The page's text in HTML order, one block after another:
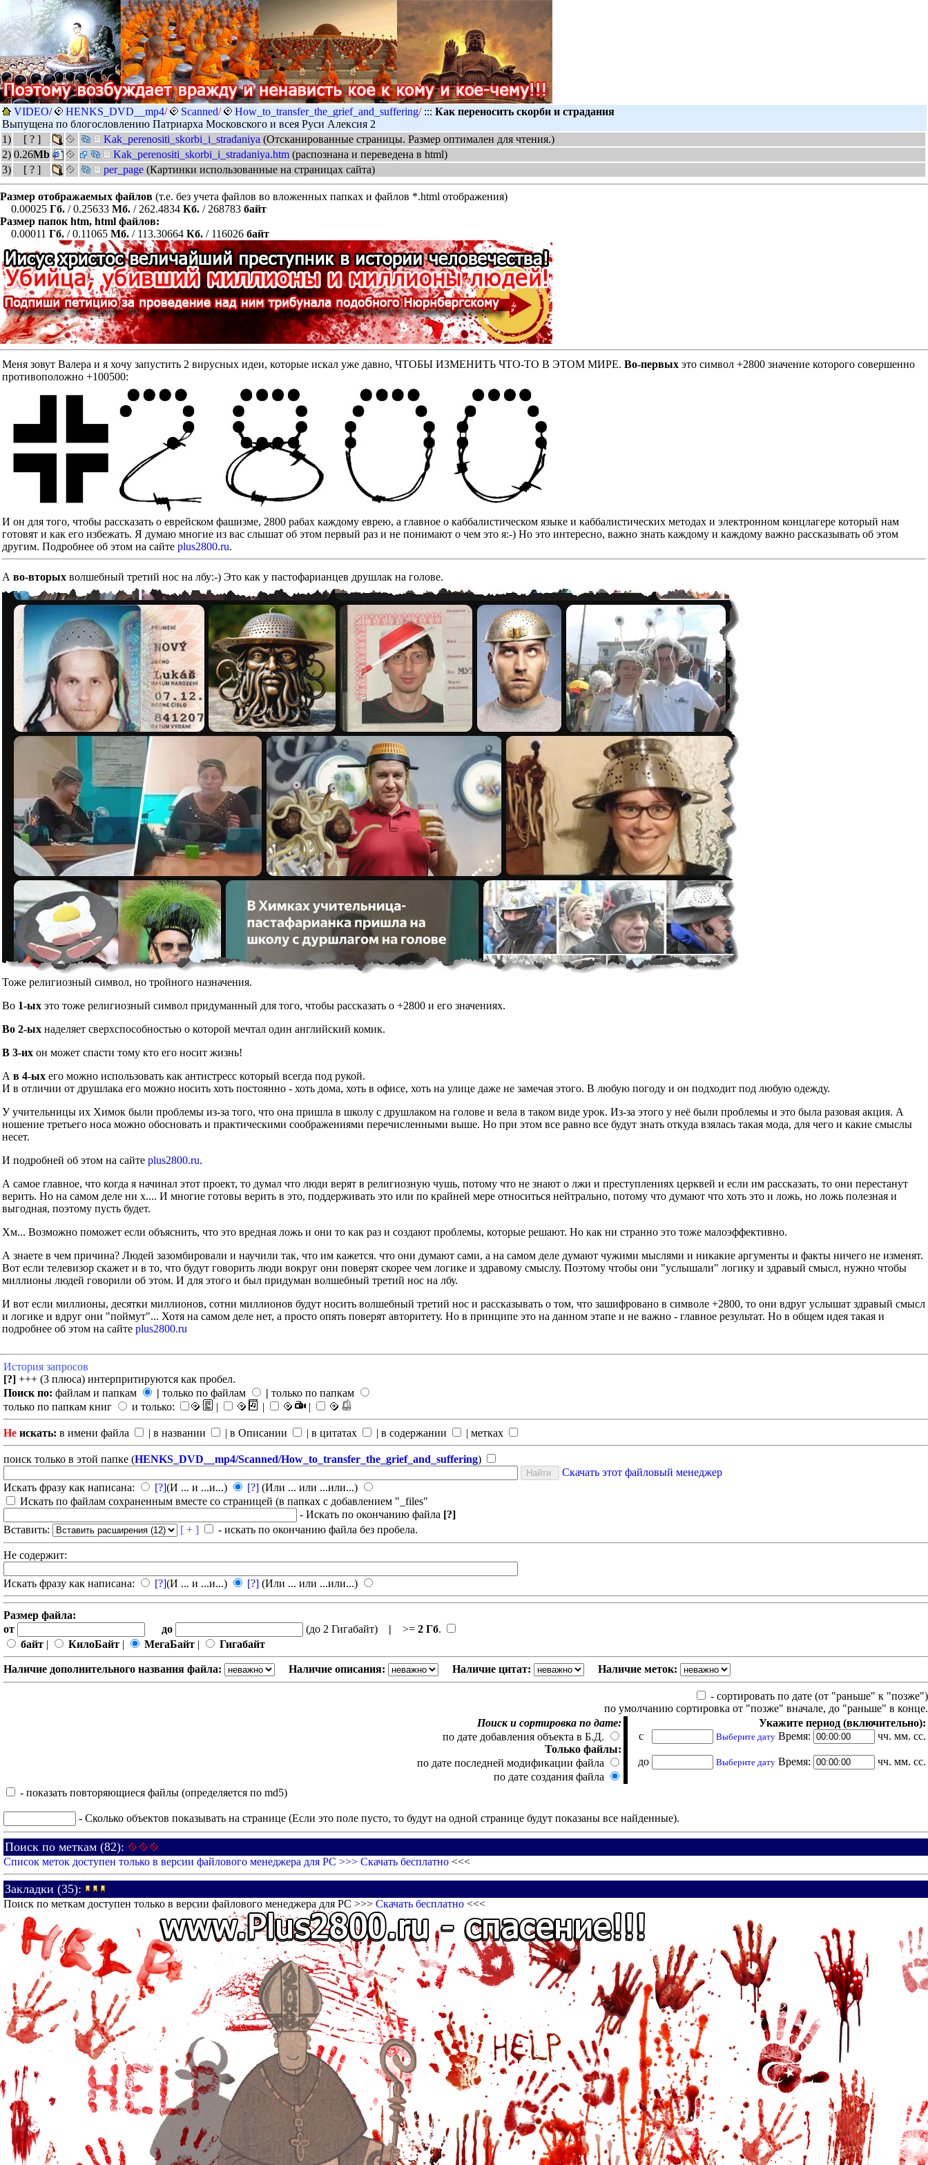
VIDEO/ HENKS_DVD__mp4/ Scanned/ How_to_transfer_the_grief_and_suffering/::: Как переносить скорби и страдания
Выпущена по блогословлению Патриарха Московского и всея Руси Алексия 2
1)
[ ? ] Kak_perenositi_skorbi_i_stradaniya (Отсканированные страницы. Размер оптимален для чтения.)
2) 0.26Mb Kak_perenositi_skorbi_i_stradaniya.htm (распознана и переведена в html)
3)
[ ? ] per_page (Картинки использованные на страницах сайта)
Размер отображаемых файлов (т.е. без учета файлов во вложенных папках и файлов *.html отображения)
0.00025 Гб. / 0.25633 Мб. / 262.4834 Кб. / 268783 байт
Размер папок htm, html файлов:
0.00011 Гб. / 0.11065 Мб. / 113.30664 Кб. / 116026 байт
Меня зовут Валера и я хочу запустить 2 вирусных идеи, которые искал уже давно, ЧТОБЫ ИЗМЕНИТЬ ЧТО-ТО В ЭТОМ МИРЕ. Во-первых это символ +2800 значение которого совершенно
противоположно +100500:
И он для того, чтобы рассказать о еврейском фашизме, 2800 рабах каждому еврею, а главное о каббалистическом языке и каббалистических методах и электронном концлагере который нам
готовят и как его избежать. Я думаю многие из вас слышат об этом первый раз и не понимают о чем это я:-) Но это интересно, важно знать каждому и каждому важно рассказывать об этом
другим. Подробнее об этом на сайте plus2800.ru.
А во-вторых волшебный третий нос на лбу:-) Это как у пастофарианцев друшлак на голове.
Тоже религиозный символ, но тройного назначения.
Во 1-ых это тоже религиозный символ придуманный для того, чтобы рассказать о +2800 и его значениях.
Во 2-ых наделяет сверхспособностью о которой мечтал один английский комик.
В 3-их он может спасти тому кто его носит жизнь!
А в 4-ых его можно использовать как антистресс который всегда под рукой.
И в отличии от друшлака его можно носить хоть постоянно - хоть дома, хоть в офисе, хоть на улице даже не замечая этого. В любую погоду и он подходит под любую одежду.
У учительницы их Химок были проблемы из-за того, что она пришла в школу с друшлаком на голове и вела в таком виде урок. Из-за этого у неё были проблемы и это была разовая акция. А
ношение третьего носа можно обосновать и практическими соображениями перечисленными выше. Но при этом все равно все будут знать откуда взялась такая мода, для чего и какие смыслы
несет.
И подробней об этом на сайте plus2800.ru.
А самое главное, что когда я начинал этот проект, то думал что люди верят в религиозную чушь, потому что не знают о лжи и преступлениях церквей и если им рассказать, то они перестанут
верить. Но на самом деле ни х.... И многие готовы верить в это, поддерживать это или по крайней мере относиться нейтрально, потому что думают что хоть это и ложь, но ложь полезная и
выгодная, поэтому пусть будет.
Хм... Возможно поможет если объяснить, что это вредная ложь и они то как раз и создают проблемы, которые решают. Но как ни странно это тоже малоэффективно.
А знаете в чем причина? Людей зазомбировали и научили так, что им кажется. что они думают сами, а на самом деле думают чужими мыслями и никакие аргументы и факты ничего не изменят.
Вот если телевизор скажет и в то, что будут говорить люди вокруг они поверят скорее чем логике и здравому смыслу. Поэтому чтобы они "услышали" логику и здравый смысл, нужно чтобы
миллионы людей говорили об этом. И для этого и был придуман волшебный третий нос на лбу.
И вот если миллионы, десятки миллионов, сотни миллионов будут носить волшебный третий нос и рассказывать о том, что зашифровано в символе +2800, то они вдруг услышат здравый смысл
и логике и вдруг они "поймут"... Хотя на самом деле нет, а просто опять поверят авторитету. Но в принципе это на данном этапе и не важно - главное результат. Но в общем идея такая и
подробнее об этом на сайте plus2800.ru
История запросов
[?] +++ (3 плюса) интерпритируются как пробел.
Поиск по: файлам и папкам | только по файлам | только по папкам
только по папкам книг
и только: | | |
Не искать: в имени файла | в названии | в Описании | в цитатах | в содержании | метках
поиск только в этой папке (HENKS_DVD__mp4/Scanned/How_to_transfer_the_grief_and_suffering)
Скачать этот файловый менеджер
Искать фразу как написана:
[?](И ... и ...и...) [?] (Или ... или ...или...)
Искать по файлам сохраненным вместе со страницей (в папках с добавлением "_files"
- Искать по окончанию файла [?]
Вставить:
[ + ] - искать по окончанию файла без пробела.
Не содержит:
Искать фразу как написана: [?](И ... и ...и...) [?] (Или ... или ...или...)
Размер файла:
от
до (до 2 Гигабайт) | >= 2 Гб.
байт | КилоБайт | МегаБайт | Гигабайт
Наличие дополнительного названия файла: Наличие описания: Наличие цитат: Наличие меток:
- сортировать по дате (от "раньше" к "позже")
по умолчанию сортировка от "позже" вначале, до "раньше" в конце.
Поиск и сортировка по дате:
по дате добавления объекта в Б.Д.
Только файлы:
по дате последней модификации файла
по дате создания файла
Укажите период (включительно):
с
Выберите дату Время: чч. мм. сс.
до Выберите дату Время: чч. мм. сс.
- показать повторяющиеся файлы (определяется по md5)
- Сколько объектов показывать на странице (Если это поле пусто, то будут на одной странице будут показаны все найденные).
Поиск по меткам (82):
Список меток доступен только в версии файлового менеджера для PC >>> Скачать бесплатно <<<
Закладки (35):
Поиск по меткам доступен только в версии файлового менеджера для PC >>> Скачать бесплатно <<<